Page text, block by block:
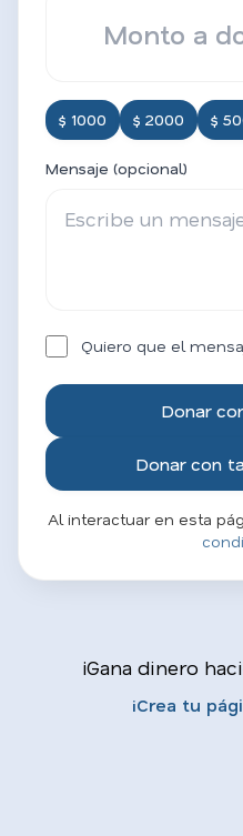
$ 1000 $ 2000 $
Mensaje (opcional)
Quiero que el
Donar
Donar con
Al interactuar en esta
¡Gana dinero
¡Crea tu